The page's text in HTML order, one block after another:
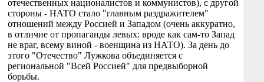
отечественных националистов и коммунистов), c другой
стороны - НАТО стало "главным раздражителем"
отношений между Россией и Западом (очень аккуратно,
в отличие от пропаганды левых: вроде как сам-то Запад
не враг, всему виной - военщина из НАТО). За день до
этого "Отечество" Лужкова объединяется с
региональной "Всей Россией" для предвыборной
борьбы.